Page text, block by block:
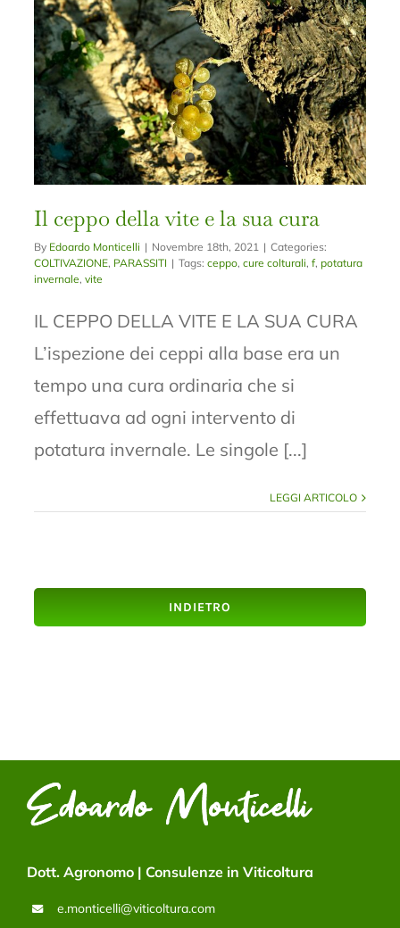
Il ceppo della vite e la sua cura
By Edoardo Monticelli | Novembre 18th, 2021 | Categories:
COLTIVAZIONE, PARASSITI | Tags:ceppo,cure colturali,f,potatura
invernale,vite
IL CEPPO DELLA VITE E LA SUA CURA
L’ispezione dei ceppi alla base era un
tempo una cura ordinaria che si
effettuava ad ogni intervento di
potatura invernale. Le singole [...]
LEGGI ARTICOLO
INDIETRO
Dott. Agronomo | Consulenze in Viticoltura
e.monticelli@viticoltura.com